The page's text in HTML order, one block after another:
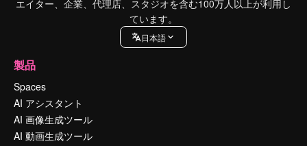
エイター、企業、代理店、スタジオを含む100万人以上が利用し
ています。
日本語
製品
Spaces
AI アシスタント
AI 画像生成ツール
AI 動画生成ツール